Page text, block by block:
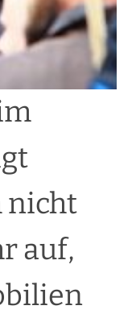
nicht
auf,